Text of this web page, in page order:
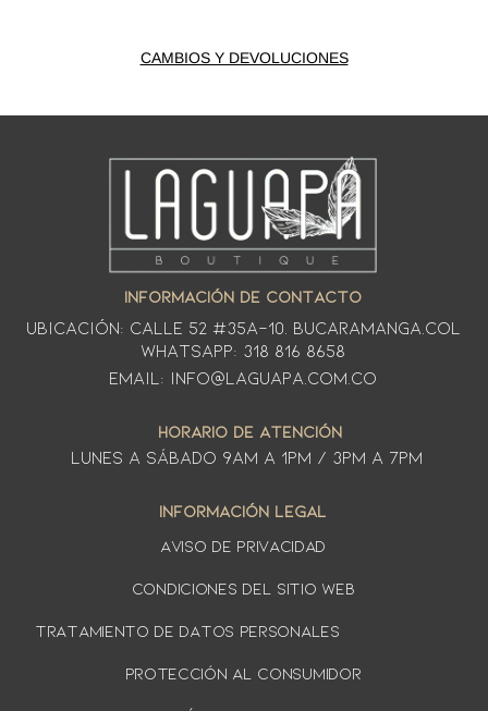
CAMBIOS Y DEVOLUCIONES
INFORMACIÓN DE CONTACTO
Ubicación: CALLE 52 #35A-10. Bucaramanga.Col
WhatsApp: 318 816 8658
Email: info@laguapa.com.co
HORARIO DE ATENCIÓN
LUNES A SÁbado 9am a 1pm / 3pm a 7pm
INFORMACIÓN LEGAL
AVISO DE PRIVACIDAD
Condiciones del sitio web
TRATAMIENTO DE DATOS PERSONALES
PROTECCIÓN AL CONSUMIDOR